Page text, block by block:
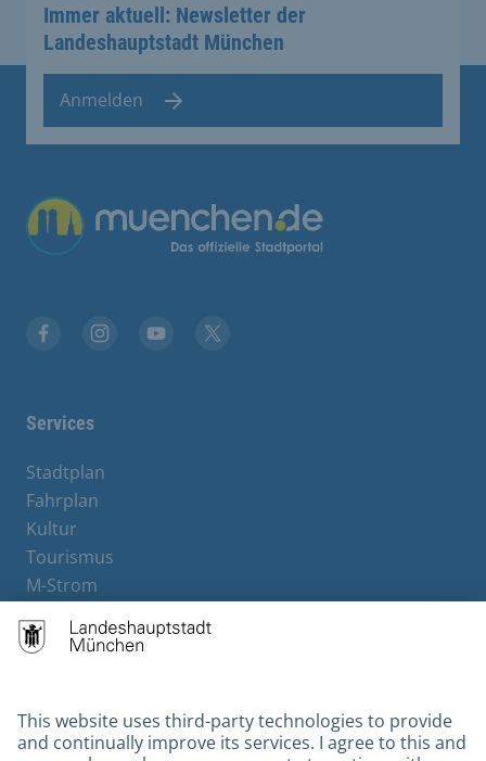
Immer aktuell: Newsletter der
Landeshauptstadt München
Anmelden
Übergreifende Links
Services
Stadtplan
Fahrplan
Kultur
Tourismus
M-Strom
Hotels
Contact